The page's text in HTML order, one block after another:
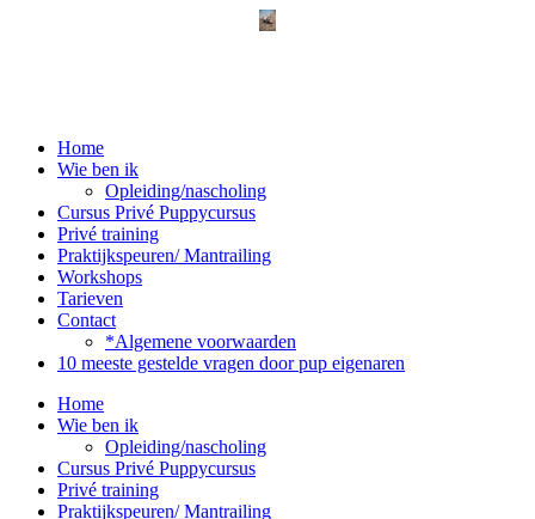
Home
Wie ben ik
Opleiding/nascholing
Cursus Privé Puppycursus
Privé training
Praktijkspeuren/ Mantrailing
Workshops
Tarieven
Contact
*Algemene voorwaarden
10 meeste gestelde vragen door pup eigenaren
Home
Wie ben ik
Opleiding/nascholing
Cursus Privé Puppycursus
Privé training
Praktijkspeuren/ Mantrailing